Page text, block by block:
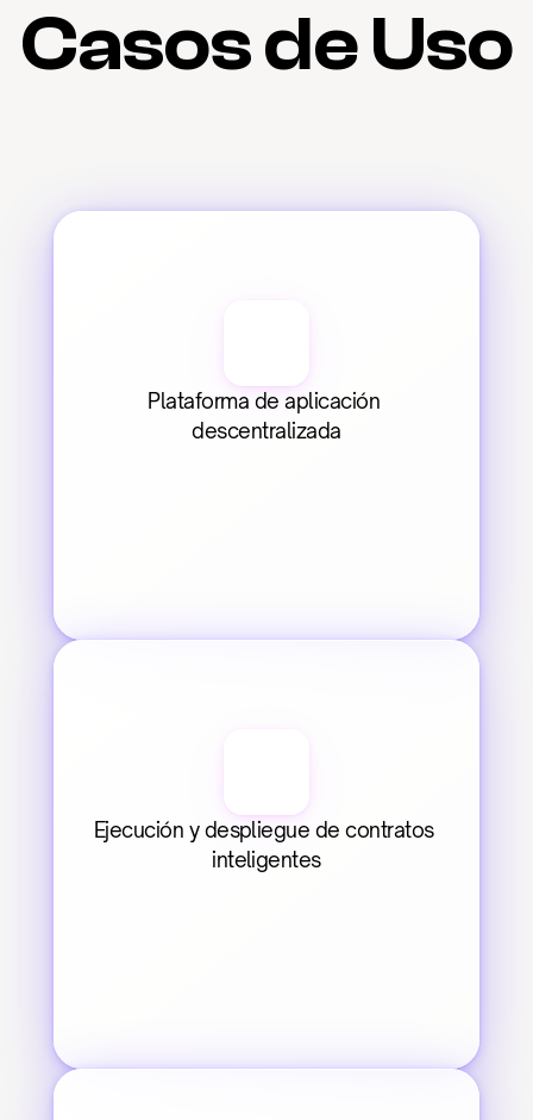
Casos de Uso
Plataforma de aplicación
descentralizada
Ejecución y despliegue de contratos
inteligentes